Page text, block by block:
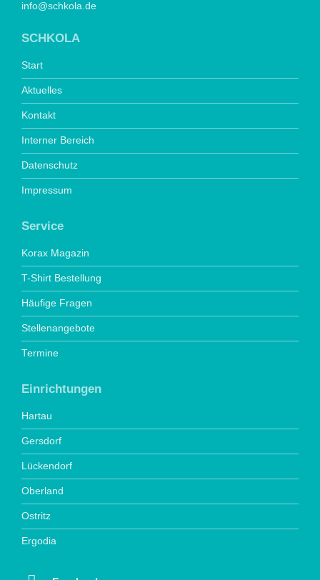
info@schkola.de
SCHKOLA
Start
Aktuelles
Kontakt
Interner Bereich
Datenschutz
Impressum
Service
Korax Magazin
T-Shirt Bestellung
Häufige Fragen
Stellenangebote
Termine
Einrichtungen
Hartau
Gersdorf
Lückendorf
Oberland
Ostritz
Ergodia